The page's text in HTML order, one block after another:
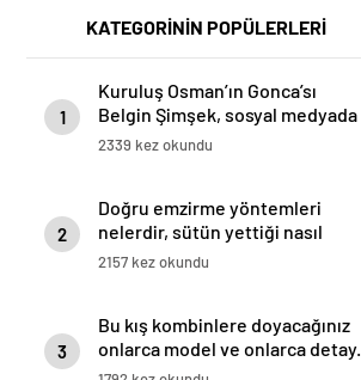
KATEGORİNİN POPÜLERLERİ
1
Kuruluş Osman’ın Gonca’sı
Belgin Şimşek, sosyal medyada
uğradığı linç ve mobbinge karşı
2339 kez okundu
2
Doğru emzirme yöntemleri
nelerdir, sütün yettiği nasıl
anlaşılır?
2157 kez okundu
3
Bu kış kombinlere doyacağınız
onlarca model ve onlarca detay.